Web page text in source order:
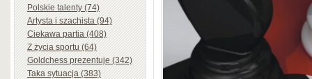
Polskie talenty (74)
Artysta i szachista (94)
Ciekawa partia (408)
Z życia sportu (64)
Goldchess prezentuje (342)
Taka sytuacja (383)